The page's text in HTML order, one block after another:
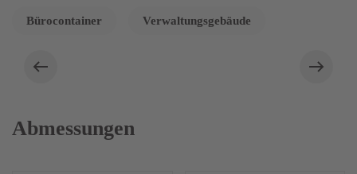
Bürocontainer Verwaltungsgebäude
Abmessungen